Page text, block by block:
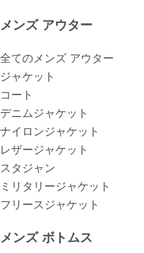
メンズ アウター
全てのメンズ アウター
ジャケット
コート
デニムジャケット
ナイロンジャケット
レザージャケット
スタジャン
ミリタリージャケット
フリースジャケット
メンズ ボトムス